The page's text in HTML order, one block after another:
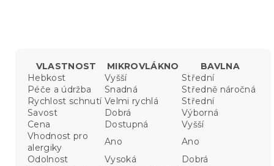
VLASTNOST MIKROVLÁKNO
BAVLNA
Hebkost
Vyšší
Střední
Péče a údržba
Snadná
Středně náročná
Rychlost schnutí Velmi rychlá
Střední
Savost
Dobrá
Výborná
Cena
Dostupná
Vyšší
Vhodnost pro
alergiky
Ano
Ano
Odolnost
Vysoká
Dobrá